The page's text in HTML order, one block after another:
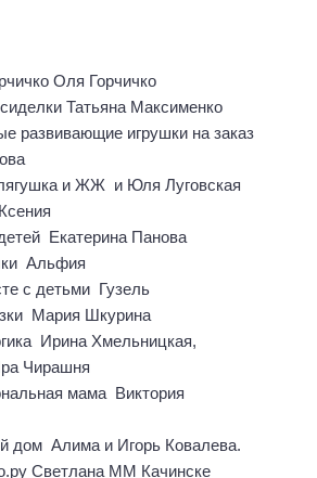
Оля Горчичко
Татьяна Максименко
развивающие игрушки на заказ
и ЖЖ и Юля Луговская
Екатерина Панова
Альфия
с детьми Гузель
Мария Шкурина
Ирина Хмельницкая,
Чирашня
мама Виктория
дом Алима и Игорь Ковалева.
Светлана ММ Качинске